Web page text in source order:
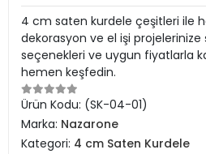
4 cm saten kurdele çeşitleri ile
dekorasyon ve el işi projelerinize
seçenekleri ve uygun fiyatlarla
hemen keşfedin.
Ürün Kodu: (SK-04-01)
Marka: Nazarone
Kategori: 4 cm Saten Kurdele